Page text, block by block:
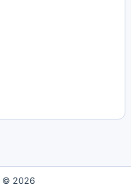
© 2026